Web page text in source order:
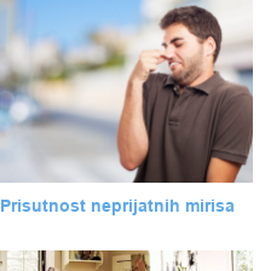
Prisutnost neprijatnih mirisa